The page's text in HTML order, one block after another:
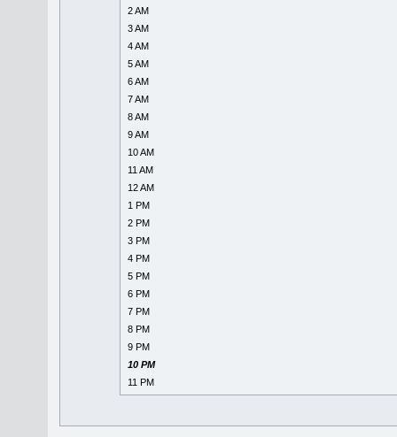
2 AM
3 AM
4 AM
5 AM
6 AM
7 AM
8 AM
9 AM
10 AM
11 AM
12 AM
1 PM
2 PM
3 PM
4 PM
5 PM
6 PM
7 PM
8 PM
9 PM
10 PM
11 PM